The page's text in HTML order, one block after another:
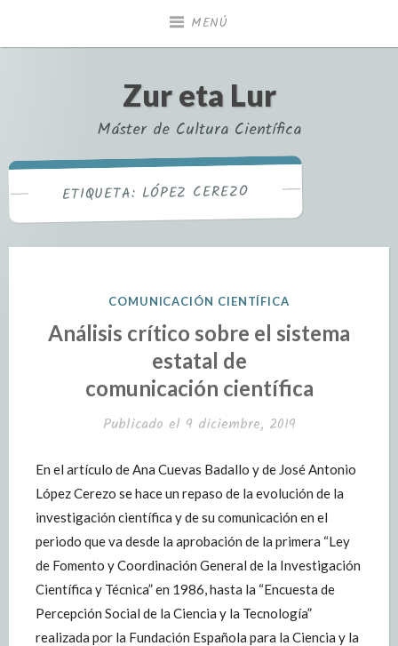
MENÚ
Zur eta Lur
Máster de Cultura Científica
ETIQUETA: LÓPEZ CEREZO
COMUNICACIÓN CIENTÍFICA
Análisis crítico sobre el sistema
estatal de
comunicación científica
Publicado el 9 diciembre, 2019
En el artículo de Ana Cuevas Badallo y de José Antonio
López Cerezo se hace un repaso de la evolución de la
investigación científica y de su comunicación en el
periodo que va desde la aprobación de la primera “Ley
de Fomento y Coordinación General de la Investigación
Científica y Técnica” en 1986, hasta la “Encuesta de
Percepción Social de la Ciencia y la Tecnología”
realizada por la Fundación Española para la Ciencia y la